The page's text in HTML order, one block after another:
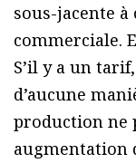
sous-jacente
commerciale.
S’il y a un
d’aucune
production ne
augmentation